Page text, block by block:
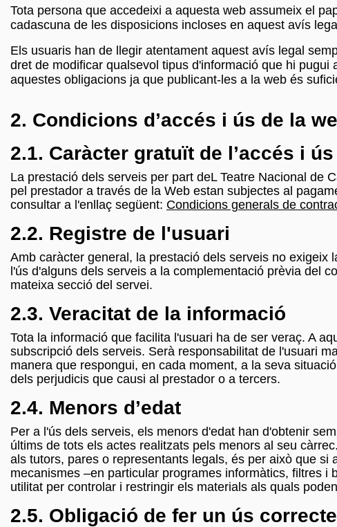
Tota persona que accedeixi a aquesta web assumeix el
cadascuna de les disposicions incloses en aquest avís
Els usuaris han de llegir atentament aquest avís legal
dret de modificar qualsevol tipus d'informació que hi
aquestes obligacions ja que publicant-les a la web és
2. Condicions d’accés i ús de la
2.1. Caràcter gratuït de l’accés i
La prestació dels serveis per part deL Teatre Nacional de
pel prestador a través de la Web estan subjectes al
consultar a l'enllaç següent: Condicions generals de
2.2. Registre de l'usuari
Amb caràcter general, la prestació dels serveis no
l'ús d'alguns dels serveis a la complementació prèvia del
mateixa secció del servei.
2.3. Veracitat de la informació
Tota la informació que facilita l'usuari ha de ser veraç. A
subscripció dels serveis. Serà responsabilitat de l'usuari
manera que respongui, en cada moment, a la seva
dels perjudicis que causi al prestador o a tercers.
2.4. Menors d’edat
Per a l'ús dels serveis, els menors d'edat han d'obtenir
últims de tots els actes realitzats pels menors al seu
als tutors, pares o representants legals, és per això que si
mecanismes –en particular programes informàtics, filtres i
utilitat per controlar i restringir els materials als quals
2.5. Obligació de fer un ús